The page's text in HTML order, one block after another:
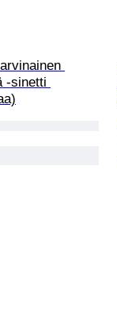
-sinetti